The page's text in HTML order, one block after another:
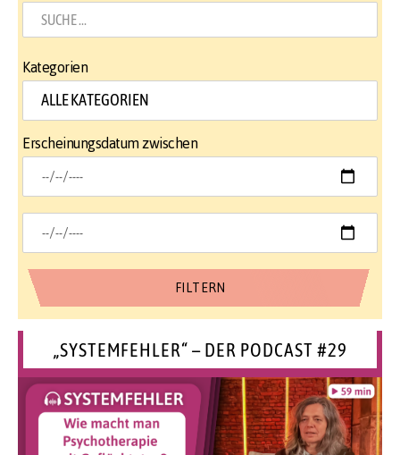
Kategorien
Erscheinungsdatum zwischen
„SYSTEMFEHLER“ – DER PODCAST #29